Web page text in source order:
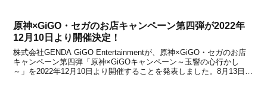
原神×GiGO・セガのお店キャンペーン第四弾が2022年
12月10日より開催決定！
株式会社GENDA GiGO Entertainmentが、原神×GiGO・セガのお店
キャンペーン第四弾「原神×GiGOキャンペーン～玉響の心行かし
～」を2022年12月10日より開催することを発表しました。8月13日に